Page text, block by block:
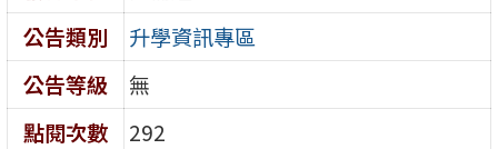
公告類別
升學資訊專區
公告等級
無
點閱次數
292